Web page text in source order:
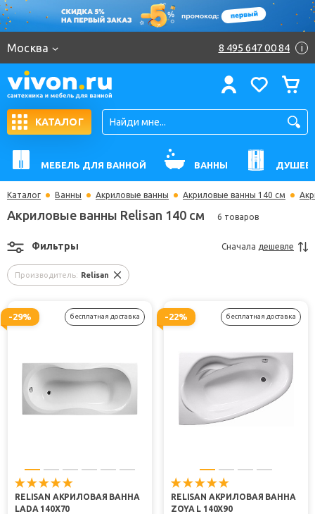
Москва 8 495 647 00 84 i
КАТАЛОГ
МЕБЕЛЬ ДЛЯ ВАННОЙ ВАННЫ
Каталог Ванны Акриловые ванны Акриловые ванны 140 см
Акриловые ванны Relisan 140 см 6 товаров
Производитель: Relisan
Фильтры Сначала дешевле
-29% бесплатная доставка
RELISAN АКРИЛОВАЯ ВАННА
LADA 140X70
-22% бесплатная доставка
RELISAN АКРИЛОВАЯ ВАННА
ZOYA L 140X90